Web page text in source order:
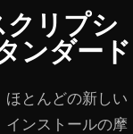
リプシ
ンダード
ほとんどの新しい
インストールの摩